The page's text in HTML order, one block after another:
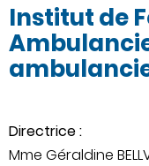
Institut de
Directrice :
Mme Géraldine